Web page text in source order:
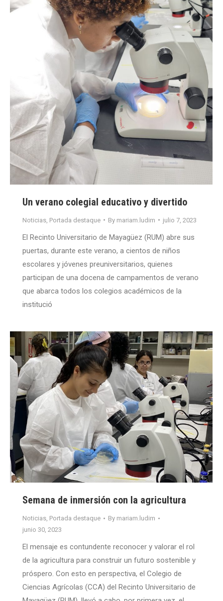
Un verano colegial educativo y divertido
Noticias Portada destaque By mariam.ludim julio 7, 2023
El Recinto Universitario de Mayagüez (RUM) abre sus
puertas, durante este verano, a cientos de niños
escolares y jóvenes preuniversitarios, quienes
participan de una docena de campamentos de verano
que abarca todos los colegios académicos de la
institució
Semana de inmersión con la agricultura
Noticias, Portada destaque By mariam.ludim
junio 30, 2023
El mensaje es contundente reconocer y valorar el rol
de la agricultura para construir un futuro sostenible y
próspero. Con esto en perspectiva, el Colegio de
Ciencias Agrícolas (CCA) del Recinto Universitario de